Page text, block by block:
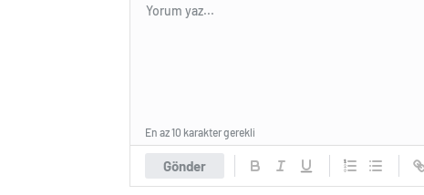
Gönder
En az 10 karakter gerekli